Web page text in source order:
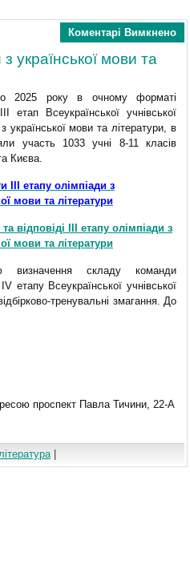
Коментарі Вимкнено
з української мови та
2025 року в очному форматі
етап Всеукраїнської учнівської
української мови та літератури, в
участь 1033 учні 8-11 класів
Києва.
ІІІ етапу олімпіади з
мови та літератури
відповіді ІІІ етапу олімпіади з
мови та літератури
складу команди
етапу Всеукраїнської учнівської
тренувальні змагання. До
проспект Павла Тичини, 22-А
|